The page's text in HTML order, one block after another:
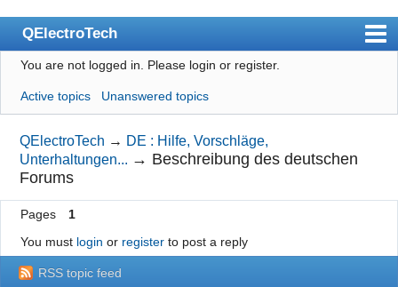
QElectroTech
Index
User list
Search
Register
Login
Wiki
You are not logged in. Please login or register.
Active topics Unanswered topics
QElectroTech → DE : Hilfe, Vorschläge,
Unterhaltungen... → Beschreibung des deutschen
Forums
Pages
1
You must login or registerto post a reply
RSS topic feed